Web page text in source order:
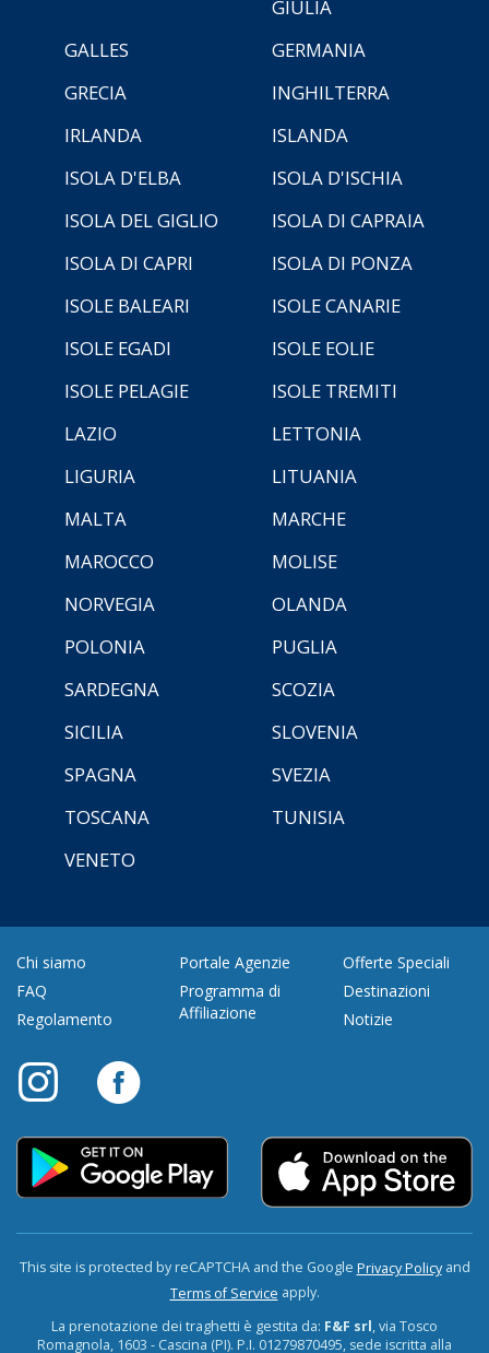
GIULIA
GALLES
GERMANIA
GRECIA
INGHILTERRA
IRLANDA
ISLANDA
ISOLA D'ELBA
ISOLA D'ISCHIA
ISOLA DEL GIGLIO
ISOLA DI CAPRAIA
ISOLA DI CAPRI
ISOLA DI PONZA
ISOLE BALEARI
ISOLE CANARIE
ISOLE EGADI
ISOLE EOLIE
ISOLE PELAGIE
ISOLE TREMITI
LAZIO
LETTONIA
LIGURIA
LITUANIA
MALTA
MARCHE
MAROCCO
MOLISE
NORVEGIA
OLANDA
POLONIA
PUGLIA
SARDEGNA
SCOZIA
SICILIA
SLOVENIA
SPAGNA
SVEZIA
TOSCANA
TUNISIA
VENETO
Chi siamo
FAQ
Regolamento
Portale Agenzie
Programma di
Affiliazione
Offerte Speciali
Destinazioni
Notizie
This site is protected by reCAPTCHA and the Google Privacy Policyand
Terms of Service apply.
La prenotazione dei traghetti è gestita da: F&F srl, via Tosco
Romagnola, 1603 - Cascina (PI). P.I. 01279870495, sede iscritta alla